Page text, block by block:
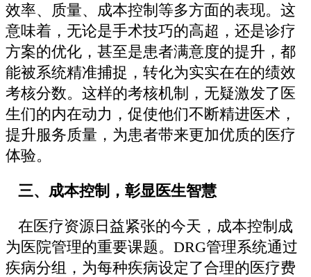
效率、质量、成本控制等多方面的表现。这
意味着，无论是手术技巧的高超，还是诊疗
方案的优化，甚至是患者满意度的提升，都
能被系统精准捕捉，转化为实实在在的绩效
考核分数。这样的考核机制，无疑激发了医
生们的内在动力，促使他们不断精进医术，
提升服务质量，为患者带来更加优质的医疗
体验。
三、成本控制，彰显医生智慧
在医疗资源日益紧张的今天，成本控制成
为医院管理的重要课题。DRG管理系统通过
疾病分组，为每种疾病设定了合理的医疗费